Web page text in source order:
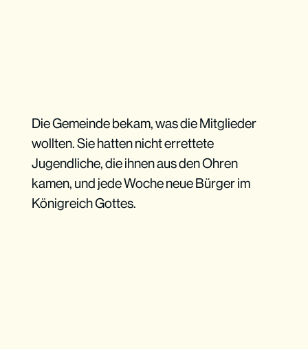
Die Gemeinde bekam, was die Mitglieder
wollten. Sie hatten nicht errettete
Jugendliche, die ihnen aus den Ohren
kamen, und jede Woche neue Bürger im
Königreich Gottes.